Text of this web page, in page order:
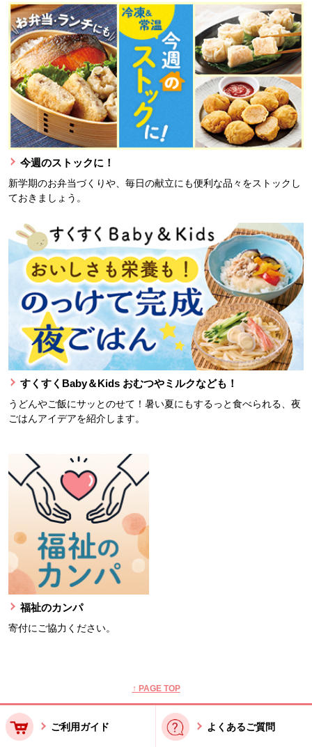
今週のストックに！
新学期のお弁当づくりや、毎日の献立にも便利な品々をストックし
ておきましょう。
すくすくBaby＆Kids おむつやミルクなども！
うどんやご飯にサッとのせて！暑い夏にもするっと食べられる、夜
ごはんアイデアを紹介します。
福祉のカンパ
寄付にご協力ください。
↑ PAGE TOP
ご利用ガイド よくあるご質問